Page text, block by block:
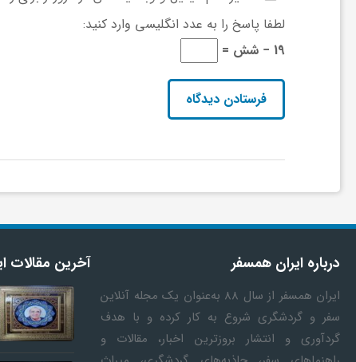
ت
ل
ج
لطفا پاسخ را به عدد انگلیسی وارد کنید:
19 − شش =
درباره ایران همسفر
ایران همسفر
از سال ۸۸ به‎‌عنوان یک مجله آنلاین
سفر و گردشگری شروع به کار کرده و با هدف
گردآوری و انتشار بروزترین اخبار، مقالات و
آخرین مقالات